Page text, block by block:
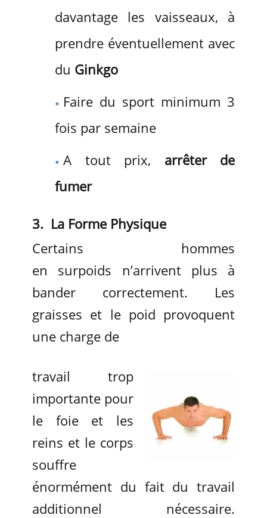
davantage les vaisseaux, à
prendre éventuellement avec
du Ginkgo
Faire du sport minimum 3
fois par semaine
A tout prix, arrêter de
fumer
3. La Forme Physique
Certains hommes
en surpoids n’arrivent plus à
bander correctement. Les
graisses et le poid provoquent
une charge de
travail trop
importante pour
le foie et les
reins et le corps
souffre
énormément du fait du travail
additionnel nécessaire.